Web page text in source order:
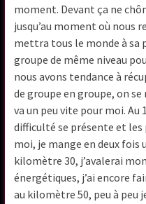
moment. Devant ça ne
jusqu’au moment où nous
mettra tous le monde à sa
groupe de même niveau
nous avons tendance à
de groupe en groupe, on
va un peu vite pour moi.
difficulté se présente et
moi, je mange en deux fois
kilomètre 30, j’avalerai
énergétiques, j’ai encore
au kilomètre 50, peu à peu